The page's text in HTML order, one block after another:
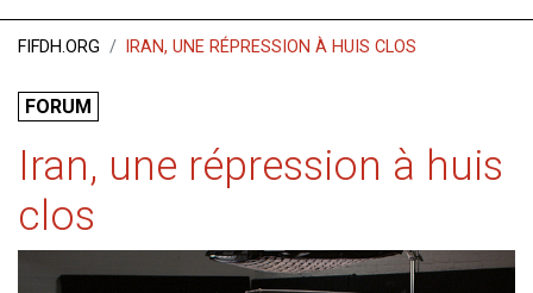
FIFDH.ORG IRAN, UNE RÉPRESSION À HUIS CLOS
FORUM
Iran, une répression à huis
clos